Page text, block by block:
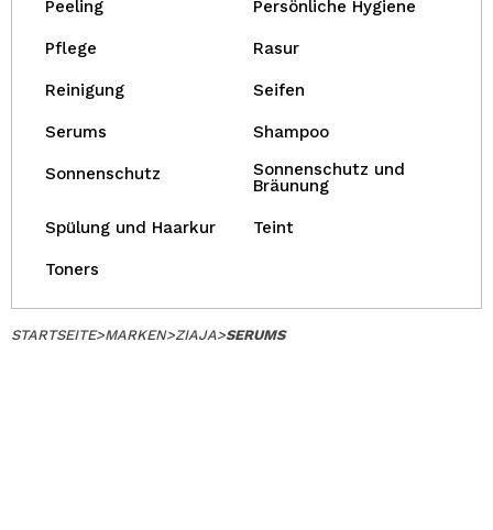
Peeling Persönliche Hygiene
Pflege Rasur
Reinigung Seifen
Serums Shampoo
Sonnenschutz
Sonnenschutz und
Bräunung
Spülung und Haarkur Teint
Toners
STARTSEITE>MARKEN>ZIAJA>SERUMS